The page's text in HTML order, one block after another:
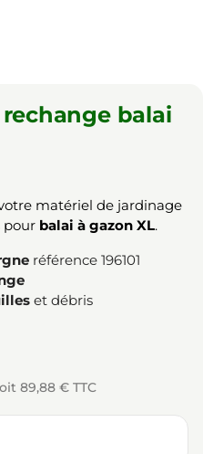
balai
matériel de jardinage
pour balai à gazon XL.
référence 196101
et débris
89,88 € TTC